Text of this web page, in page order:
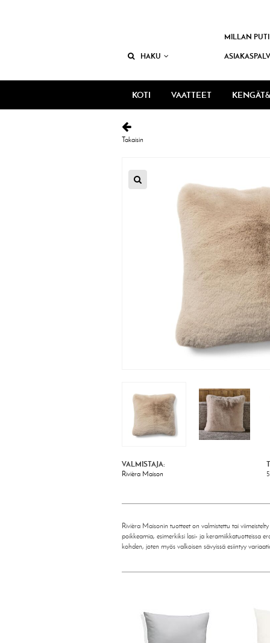
HAKU
MILLAN
KOTI VAATTEET
Takaisin
VALMISTAJA:
Rivièra Maison
Rivièra Maisonin tuotteet on valmistettu tai
poikkeamia, esimerkiksi lasi- ja keramiikkatuotteissa
kohden, joten myös valkoisen sävyissä esiintyy